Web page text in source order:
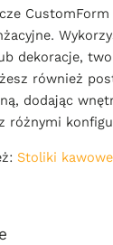
dekoracje,
również
dodając
różnymi
Stoliki kawowe